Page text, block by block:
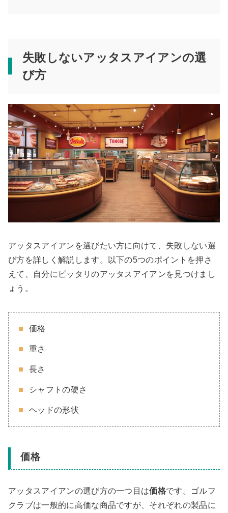
失敗しないアッタスアイアンの選
び方
アッタスアイアンを選びたい方に向けて、失敗しない選
び方を詳しく解説します。以下の5つのポイントを押さ
えて、自分にピッタリのアッタスアイアンを見つけまし
ょう。
価格
重さ
長さ
シャフトの硬さ
ヘッドの形状
価格
アッタスアイアンの選び方の一つ目は価格です。ゴルフ
クラブは一般的に高価な商品ですが、それぞれの製品に